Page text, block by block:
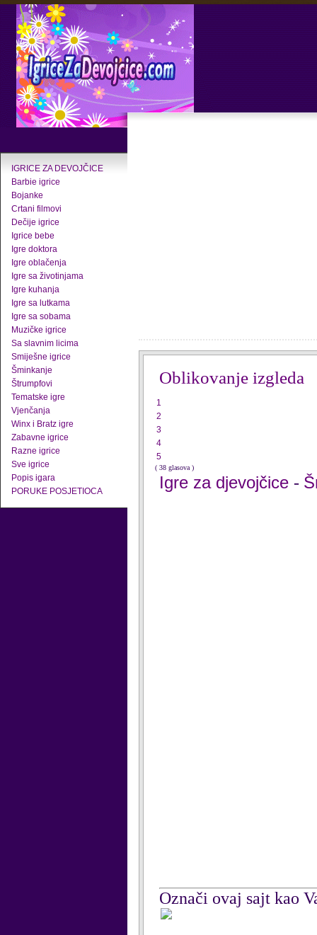
IGRICE ZA DEVOJČICE
Barbie igrice
Bojanke
Crtani filmovi
Dečije igrice
Igrice bebe
Igre doktora
Igre oblačenja
Igre sa životinjama
Igre kuhanja
Igre sa lutkama
Igre sa sobama
Muzičke igrice
Sa slavnim licima
Smiješne igrice
Šminkanje
Štrumpfovi
Tematske igre
Vjenčanja
Winx i Bratz igre
Zabavne igrice
Razne igrice
Sve igrice
Popis igara
PORUKE POSJETIOCA
Oblikovanje izgleda
1
2
3
4
5
( 38 glasova )
Igre za djevojčice -
Označi ovaj sajt kao